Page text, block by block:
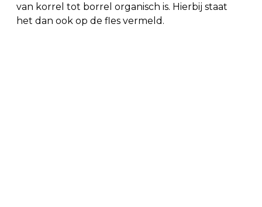
van korrel tot borrel organisch is. Hierbij staat
het dan ook op de fles vermeld.